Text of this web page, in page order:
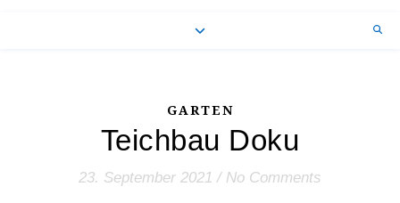
GARTEN
Teichbau Doku
23. September 2021 / No Comments